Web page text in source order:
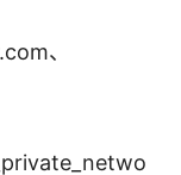
、